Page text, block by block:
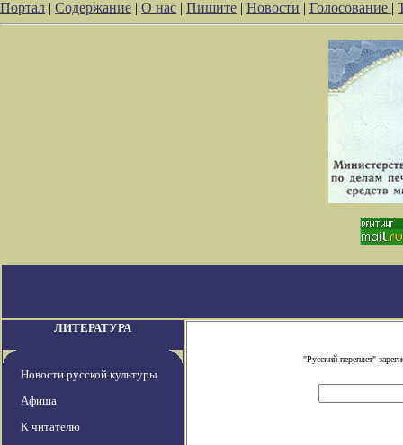
Портал | Содержание | О нас | Пишите | Новости | Голосование |
ЛИТЕРАТУРА
Новости русской культуры
Афиша
К читателю
"Русский переплет"